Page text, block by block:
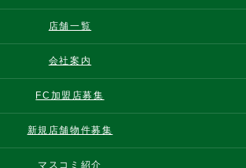
店舗一覧
会社案内
FC加盟店募集
新規店舗物件募集
マスコミ紹介